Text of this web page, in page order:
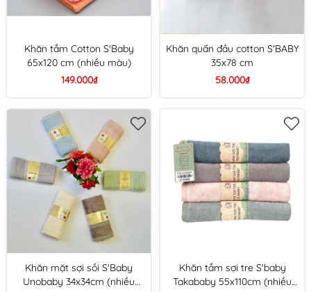
Khăn tắm Cotton S'Baby
65x120 cm (nhiều màu)
149.000₫
Khăn quấn đầu cotton S'BABY
35x78 cm
58.000₫
Khăn mặt sợi sồi S'Baby
Unobaby 34x34cm (nhiều
Khăn tắm sợi tre S'baby
Takababy 55x110cm (nhiều